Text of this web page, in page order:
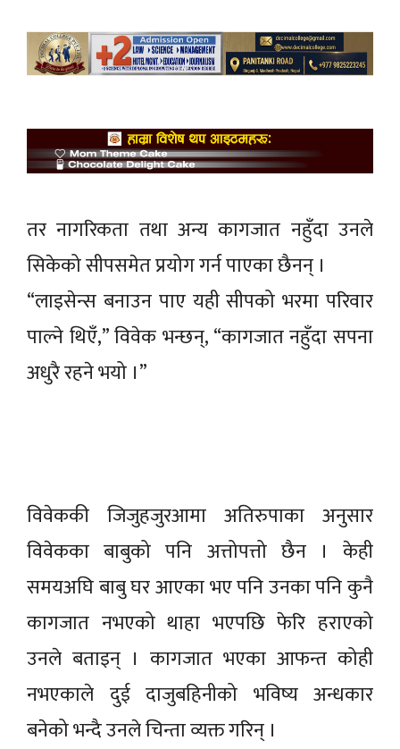
तर नागरिकता तथा अन्य कागजात नहुँदा उनले
सिकेको सीपसमेत प्रयोग गर्न पाएका छैनन् ।
“लाइसेन्स बनाउन पाए यही सीपको भरमा परिवार
पाल्ने थिएँ,” विवेक भन्छन्, “कागजात नहुँदा सपना
अधुरै रहने भयो ।”
विवेककी जिजुहजुरआमा अतिरुपाका अनुसार
विवेकका बाबुको पनि अत्तोपत्तो छैन । केही
समयअघि बाबु घर आएका भए पनि उनका पनि कुनै
कागजात नभएको थाहा भएपछि फेरि हराएको
उनले बताइन् । कागजात भएका आफन्त कोही
नभएकाले दुई दाजुबहिनीको भविष्य अन्धकार
बनेको भन्दै उनले चिन्ता व्यक्त गरिन् ।